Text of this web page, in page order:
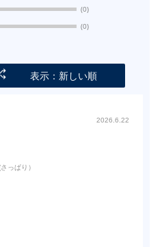
(0)
(0)
表示：新しい順
2026.6.22
っぱり）